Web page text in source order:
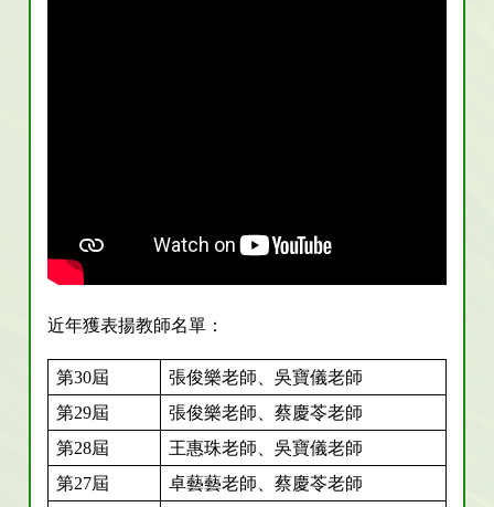
近年獲表揚教師名單：
第30屆
張俊樂老師、吳寶儀老師
第29屆
張俊樂老師、蔡慶苓老師
第28屆
王惠珠老師、吳寶儀老師
第27屆
卓藝藝老師、蔡慶苓老師